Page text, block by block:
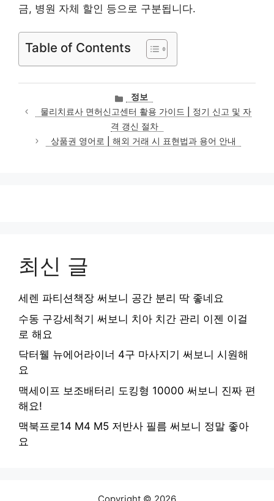
금, 병원 자체 할인 등으로 구분됩니다.
Table of Contents
카
테
고
리
정보
물리치료사 면허신고센터 활용 가이드 | 정기 신고 및 자
격 갱신 절차
상품권 영어로 | 해외 거래 시 표현법과 용어 안내
최신 글
세렌 파티션책장 써보니 공간 분리 딱 좋네요
수동 구강세척기 써보니 치아 치간 관리 이젠 이걸
로 해요
닥터웰 뉴에어라이너 4구 마사지기 써보니 시원해
요
맥세이프 보조배터리 도킹형 10000 써보니 진짜 편
해요!
맥북프로14 M4 M5 저반사 필름 써보니 정말 좋아
요